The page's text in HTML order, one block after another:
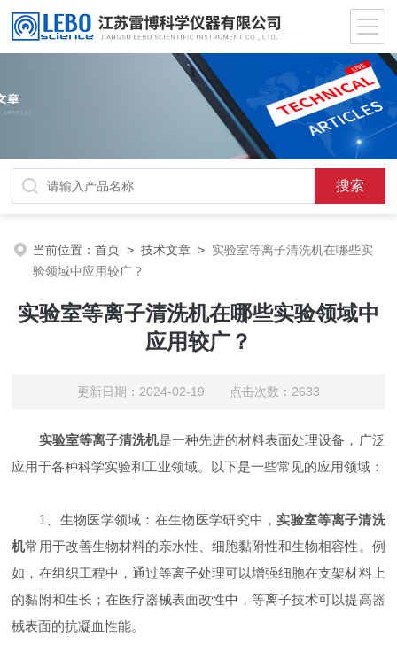
当前位置：首页 >技术文章 > 实验室等离子清洗机在哪些实
验领域中应用较广？
实验室等离子清洗机在哪些实验领域中
应用较广？
更新日期：2024-02-19 点击次数：2633
实验室等离子清洗机是一种先进的材料表面处理设备，广泛
应用于各种科学实验和工业领域。以下是一些常见的应用领域：
1、生物医学领域：在生物医学研究中，实验室等离子清洗
机常用于改善生物材料的亲水性、细胞黏附性和生物相容性。例
如，在组织工程中，通过等离子处理可以增强细胞在支架材料上
的黏附和生长；在医疗器械表面改性中，等离子技术可以提高器
械表面的抗凝血性能。